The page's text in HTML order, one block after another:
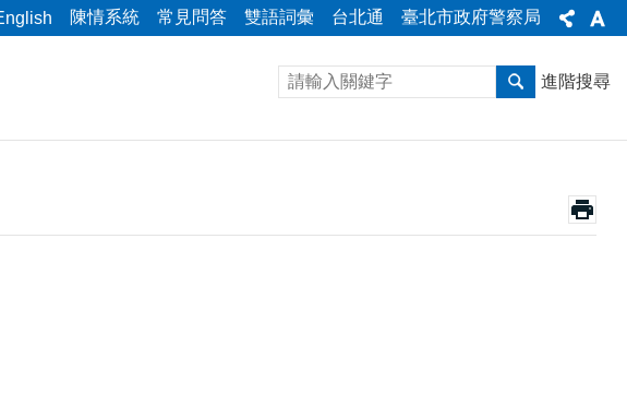
陳情系統 常見問答 雙語詞彙 台北通 臺北市政府警察局
進階搜尋